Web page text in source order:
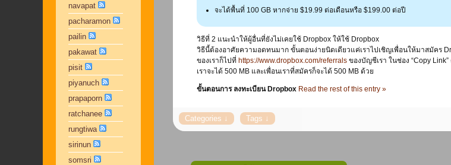
navapat
pacharamon
pailin
pakawat
pisit
piyanuch
prapaporn
ratchanee
rungtiwa
sirinun
somsri
จะได้พื้นที่ 100 GB หากจ่าย $19.99 ต่อเดือนหรือ $199.00 ต่อปี
วิธีที่ 2 แนะนำให้ผู้อื่นที่ยังไม่เคยใช้ Dropbox ให้ใช้ Dropbox
วิธีนี้ต้องอาศัยความอดทนมาก ขั้นตอนง่ายนิดเดียวแค่เราไปเชิญเพื่อนให้มาสมัคร
ของเราก็ไปที่ https://www.dropbox.com/referralsของบัญชีเรา ในช่อง “Copy
เราจะได้ 500 MB และเพื่อนเราที่สมัครก็จะได้ 500 MB ด้วย
ขั้นตอนการ ลงทะเบียน Dropbox Read the rest of this entry »